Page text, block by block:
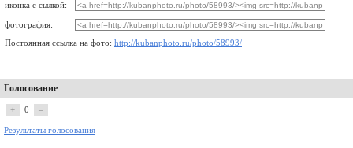
иконка с сылкой:
фотография:
Постоянная ссылка на фото: http://kubanphoto.ru/photo/58993/
Голосование
+ 0 –
Результаты голосования